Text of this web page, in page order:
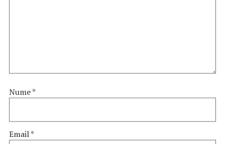
Nume*
Email*